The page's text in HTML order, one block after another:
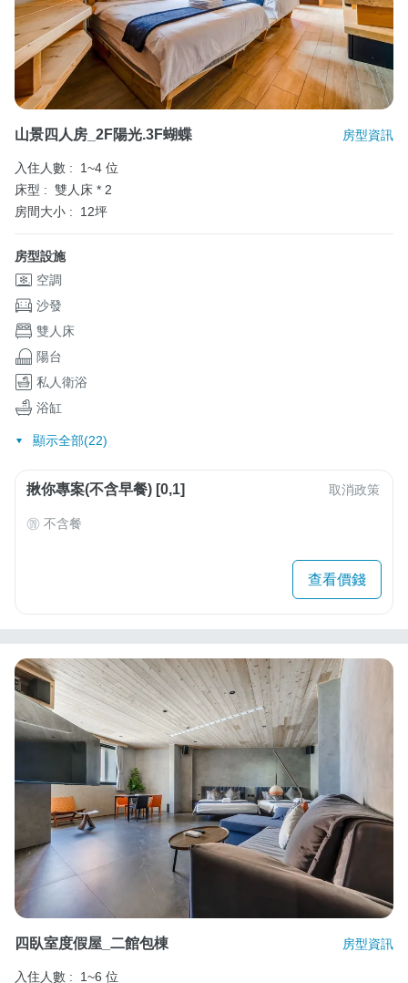
山景四人房_2F陽光.3F蝴蝶 房型資訊
入住人數 :
1~4 位
床型 : 雙人床 * 2
房間大小 :
12坪
房型設施
空調
沙發
雙人床
陽台
私人衛浴
浴缸
顯示全部(22)
揪你專案(不含早餐) [0,1] 取消政策
不含餐
查看價錢
四臥室度假屋_二館包棟 房型資訊
入住人數 :
1~6 位